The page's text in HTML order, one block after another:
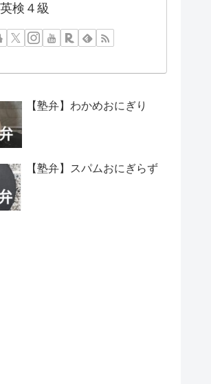
検４級
【塾弁】わかめおにぎり
【塾弁】スパムおにぎらず